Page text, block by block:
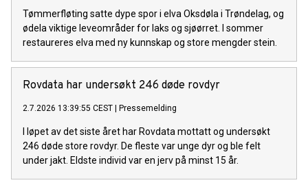
Tømmerfløting satte dype spor i elva Oksdøla i Trøndelag, og
ødela viktige leveområder for laks og sjøørret. I sommer
restaureres elva med ny kunnskap og store mengder stein.
Rovdata har undersøkt 246 døde rovdyr
2.7.2026 13:39:55 CEST Pressemelding
I løpet av det siste året har Rovdata mottatt og undersøkt
246 døde store rovdyr. De fleste var unge dyr og ble felt
under jakt. Eldste individ var en jerv på minst 15 år.